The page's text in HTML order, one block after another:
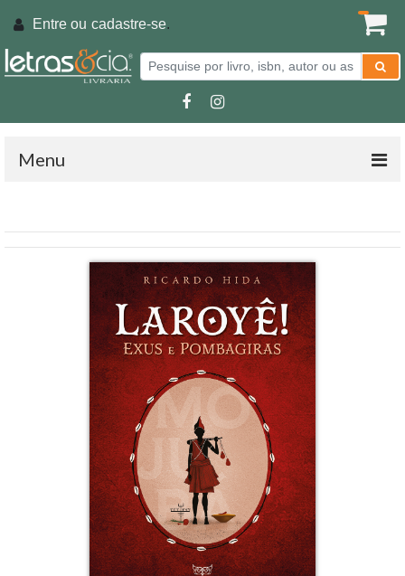
Entre ou cadastre-se.
Menu